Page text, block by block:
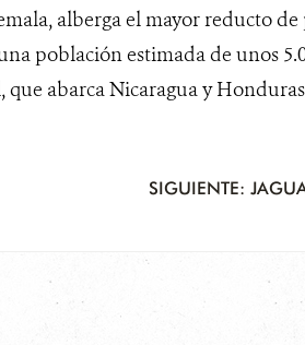
alberga el mayor reducto
población estimada de unos
abarca Nicaragua y
SIGUIENTE: